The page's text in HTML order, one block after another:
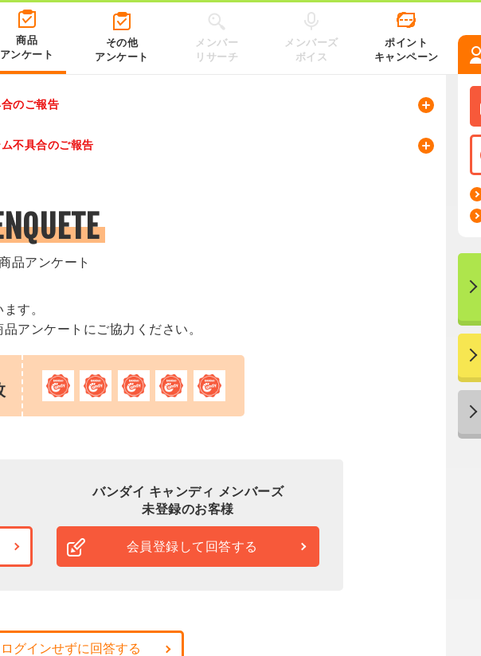
商品
アンケート
その他
アンケート
メンバー
リサーチ
メンバーズ
ボイス
ポイント
キャンペーン
のご報告
不具合のご報告
品アンケート
す。
アンケートにご協力ください。
バンダイ キャンディ メンバーズ
未登録のお客様
会員登録して回答する
グインせずに回答する